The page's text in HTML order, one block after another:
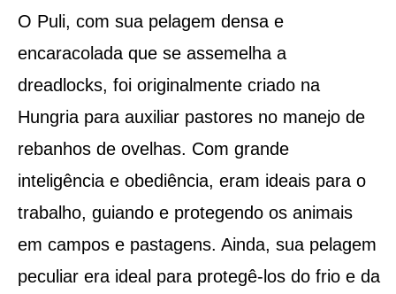
O Puli, com sua pelagem densa e
encaracolada que se assemelha a
dreadlocks, foi originalmente criado na
Hungria para auxiliar pastores no manejo de
rebanhos de ovelhas. Com grande
inteligência e obediência, eram ideais para o
trabalho, guiando e protegendo os animais
em campos e pastagens. Ainda, sua pelagem
peculiar era ideal para protegê-los do frio e da